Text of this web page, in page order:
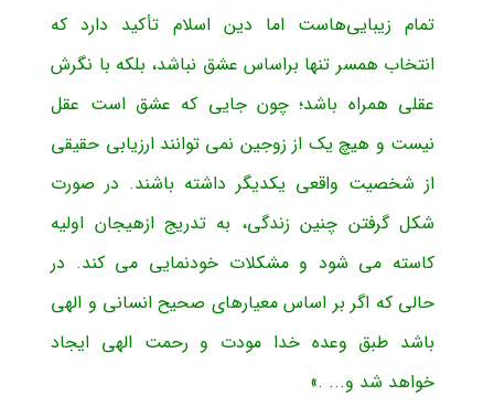
تمام زیبایی‌هاست اما دین اسلام تأکید دارد که
انتخاب همسر تنها براساس عشق نباشد، بلکه با نگرش
عقلی همراه باشد؛ چون جایی که عشق است عقل
نیست و هیچ یک از زوجین نمی توانند ارزیابی حقیقی
از شخصیت واقعی یکدیگر داشته باشند. در صورت
شکل گرفتن چنین زندگی، به تدریج ازهیجان اولیه
کاسته می شود و مشکلات خودنمایی می کند. در
حالی که اگر بر اساس معیارهای صحیح انسانی و الهی
باشد طبق وعده خدا مودت و رحمت الهی ایجاد
خواهد شد و... .»